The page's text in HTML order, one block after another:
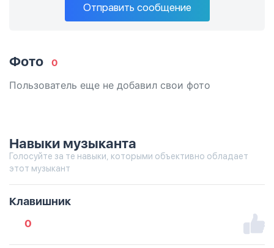
Отправить сообщение
Фото 0
Пользователь еще не добавил свои фото
Навыки музыканта
Голосуйте за те навыки, которыми объективно обладает
этот музыкант
Клавишник
0